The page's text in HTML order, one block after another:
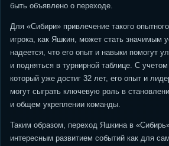
быть объявлено о переходе.
Для «Сибири» привлечение такого
игрока, как Яшкин, может стать значимым
надеется, что его опыт и навыки помогут
и подняться в турнирной таблице. С
который уже достиг 32 лет, его опыт и
могут сыграть ключевую роль в
и общем укреплении команды.
Таким образом, переход Яшкина в
интересным развитием событий как для